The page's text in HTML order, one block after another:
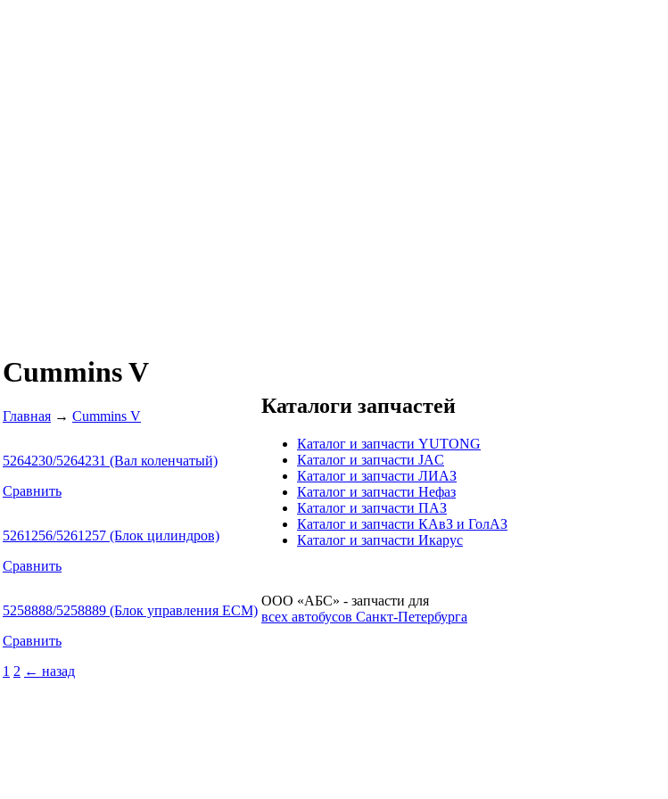
Cummins V
Главная → Cummins V
5264230/5264231 (Вал коленчатый)
Сравнить
5261256/5261257 (Блок цилиндров)
Сравнить
5258888/5258889 (Блок управления ЕСМ)
Сравнить
1 2 ← назад
Каталоги запчастей
Каталог и запчасти YUTONG
Каталог и запчасти JAC
Каталог и запчасти ЛИАЗ
Каталог и запчасти Нефаз
Каталог и запчасти ПАЗ
Каталог и запчасти КАвЗ и ГолАЗ
Каталог и запчасти Икарус
ООО «АБС» - запчасти для
всех автобусов Санкт-Петербурга